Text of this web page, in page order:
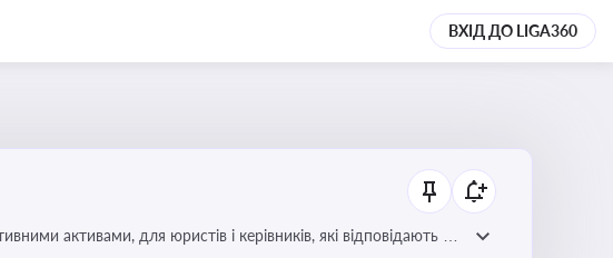
ВХІД ДО LIGA360
активами, для юристів і керівників, які відповідають за